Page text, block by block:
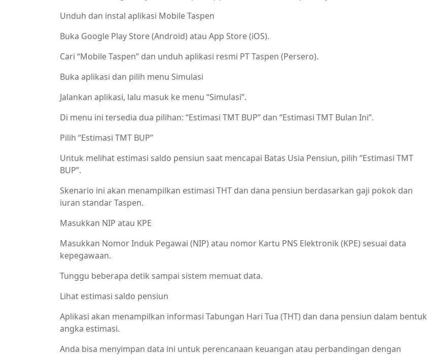
Unduh dan instal aplikasi Mobile Taspen
Buka Google Play Store (Android) atau App Store (iOS).
Cari “Mobile Taspen” dan unduh aplikasi resmi PT Taspen (Persero).
Buka aplikasi dan pilih menu Simulasi
Jalankan aplikasi, lalu masuk ke menu “Simulasi”.
Di menu ini tersedia dua pilihan: “Estimasi TMT BUP” dan “Estimasi TMT Bulan Ini”.
Pilih “Estimasi TMT BUP”
Untuk melihat estimasi saldo pensiun saat mencapai Batas Usia Pensiun, pilih “Estimasi TMT
BUP”.
Skenario ini akan menampilkan estimasi THT dan dana pensiun berdasarkan gaji pokok dan
iuran standar Taspen.
Masukkan NIP atau KPE
Masukkan Nomor Induk Pegawai (NIP) atau nomor Kartu PNS Elektronik (KPE) sesuai data
kepegawaan.
Tunggu beberapa detik sampai sistem memuat data.
Lihat estimasi saldo pensiun
Aplikasi akan menampilkan informasi Tabungan Hari Tua (THT) dan dana pensiun dalam bentuk
angka estimasi.
Anda bisa menyimpan data ini untuk perencanaan keuangan atau perbandingan dengan